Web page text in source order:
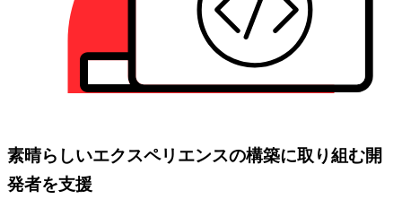
素晴らしいエクスペリエンスの構築に取り組む開
発者を支援